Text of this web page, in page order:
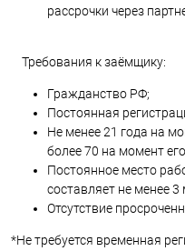
рассрочки через
Требования к заёмщику:
Гражданство РФ;
Постоянная
Не менее 21 года на
более 70 на момент
Постоянное место
составляет не менее 3
Отсутствие
*Не требуется временная